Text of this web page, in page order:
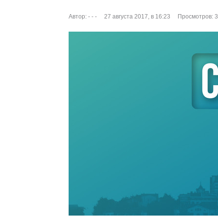
Автор: - - - 27 августа 2017, в 16:23 Просмотров: